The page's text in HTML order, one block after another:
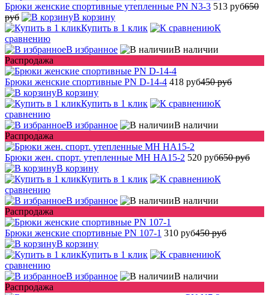
Брюки женские спортивные утепленные PN N3-3 513 руб650
руб
В корзину
Купить в 1 клик
К
сравнению
В избранное
В наличии
Распродажа
Брюки женские спортивные PN D-14-4 418 руб450 руб
В корзину
Купить в 1 клик
К
сравнению
В избранное
В наличии
Распродажа
Брюки жен. спорт. утепленные MH HA15-2 520 руб650 руб
В корзину
Купить в 1 клик
К
сравнению
В избранное
В наличии
Распродажа
Брюки женские спортивные PN 107-1 310 руб450 руб
В корзину
Купить в 1 клик
К
сравнению
В избранное
В наличии
Распродажа